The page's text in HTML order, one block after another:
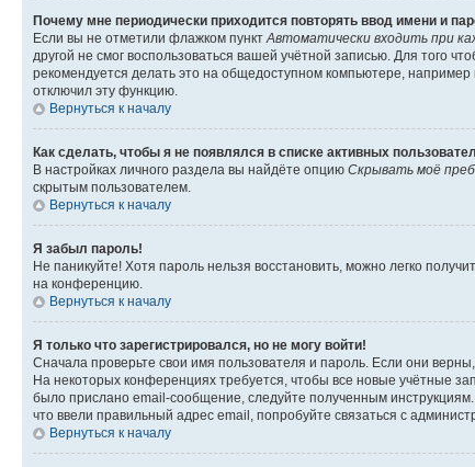
Почему мне периодически приходится повторять ввод имени и
Если вы не отметили флажком пункт Автоматически входить при
другой не смог воспользоваться вашей учётной записью. Для того
рекомендуется делать это на общедоступном компьютере, например
отключил эту функцию.
Вернуться к началу
Как сделать, чтобы я не появлялся в списке активных
В настройках личного раздела вы найдёте опцию Скрывать моё
скрытым пользователем.
Вернуться к началу
Я забыл пароль!
Не паникуйте! Хотя пароль нельзя восстановить, можно легко
на конференцию.
Вернуться к началу
Я только что зарегистрировался, но не могу войти!
Сначала проверьте свои имя пользователя и пароль. Если они
На некоторых конференциях требуется, чтобы все новые учётные
было прислано email-сообщение, следуйте полученным
что ввели правильный адрес email, попробуйте связаться с
Вернуться к началу